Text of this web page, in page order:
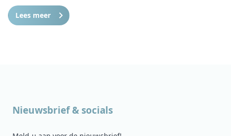
Lees meer
Nieuwsbrief & socials